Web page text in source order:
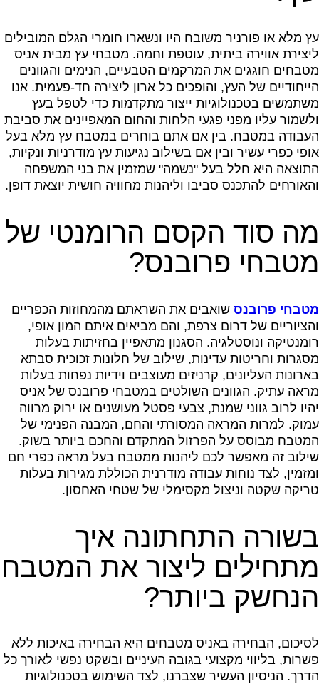
עץ מלא או פורניר משובח היו ונשארו חומרי הגלם המובילים
ליצירת אווירה ביתית, עוטפת וחמה. מטבחי עץ מבית אניס
מטבחים חוגגים את המרקמים הטבעיים, הנימים והגוונים
הייחודיים של העץ, והופכים כל ארון ליצירה חד-פעמית. אנו
משתמשים בטכנולוגיות ייצור מתקדמות כדי לטפל בעץ
ולשמור עליו מפני פגעי הלחות והחום המאפיינים את סביבת
העבודה במטבח. בין אם אתם בוחרים במטבח עץ מלא בעל
אופי כפרי עשיר ובין אם בשילוב נגיעות עץ מודרניות ונקיות,
התוצאה היא חלל בעל "נשמה" שמזמין את בני המשפחה
והאורחים להתכנס סביבו וליהנות מחוויה חושית יוצאת דופן.
מה סוד הקסם הרומנטי של
מטבחי פרובנס?
מטבחי פרובנס שואבים את השראתם מהמחוזות הכפריים
והציוריים של דרום צרפת, והם מביאים איתם המון אופי,
רומנטיקה ונוסטלגיה. הסגנון מתאפיין בחזיתות בעלות
מסגרות וחריטות עדינות, שילוב של חלונות זכוכית סבתא
בארונות העליונים, קרניזים מעוצבים וידיות נפחות בעלות
מראה עתיק. הגוונים השולטים במטבחי פרובנס של אניס
יהיו לרוב גווני שמנת, צבעי פסטל מעושנים או ירוק מרווה
עמוק. למרות המראה המסורתי והחם, המבנה הפנימי של
המטבח מבוסס על הפרזול המתקדם והחכם ביותר בשוק.
שילוב זה מאפשר לכם ליהנות ממטבח בעל מראה כפרי חם
ומזמין, לצד נוחות עבודה מודרנית הכוללת מגירות בעלות
טריקה שקטה וניצול מקסימלי של שטחי האחסון.
בשורה התחתונה איך
מתחילים ליצור את המטבח
הנחשק ביותר?
לסיכום, הבחירה באניס מטבחים היא הבחירה באיכות ללא
פשרות, בליווי מקצועי בגובה העיניים ובשקט נפשי לאורך כל
הדרך. הניסיון העשיר שצברנו, לצד השימוש בטכנולוגיות